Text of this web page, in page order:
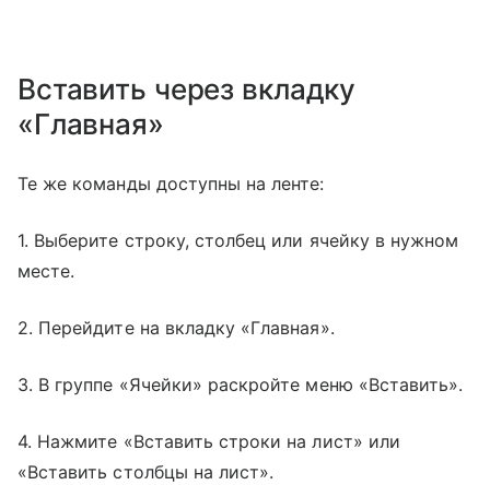
Вставить через вкладку
«Главная»
Те же команды доступны на ленте:
1. Выберите строку, столбец или ячейку в нужном
месте.
2. Перейдите на вкладку «Главная».
3. В группе «Ячейки» раскройте меню «Вставить».
4. Нажмите «Вставить строки на лист» или
«Вставить столбцы на лист».